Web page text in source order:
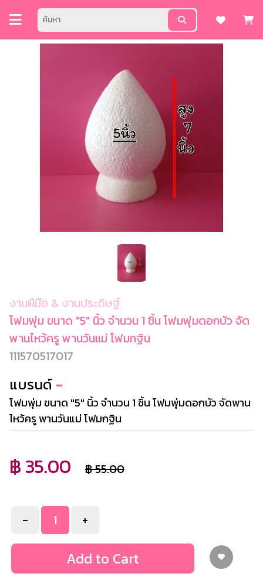
งานฝีมือ & งานประดิษฐ์
โฟมพุ่ม ขนาด "5" นิ้ว จำนวน 1 ชิ้น โฟมพุ่มดอกบัว จัด
พานไหว้ครู พานวันแม่ โฟมกฐิน
111570517017
แบรนด์ -
โฟมพุ่ม ขนาด "5" นิ้ว จำนวน 1 ชิ้น โฟมพุ่มดอกบัว จัดพาน
ไหว้ครู พานวันแม่ โฟมกฐิน
฿ 35.00 ฿ 55.00
- +
Add to Cart